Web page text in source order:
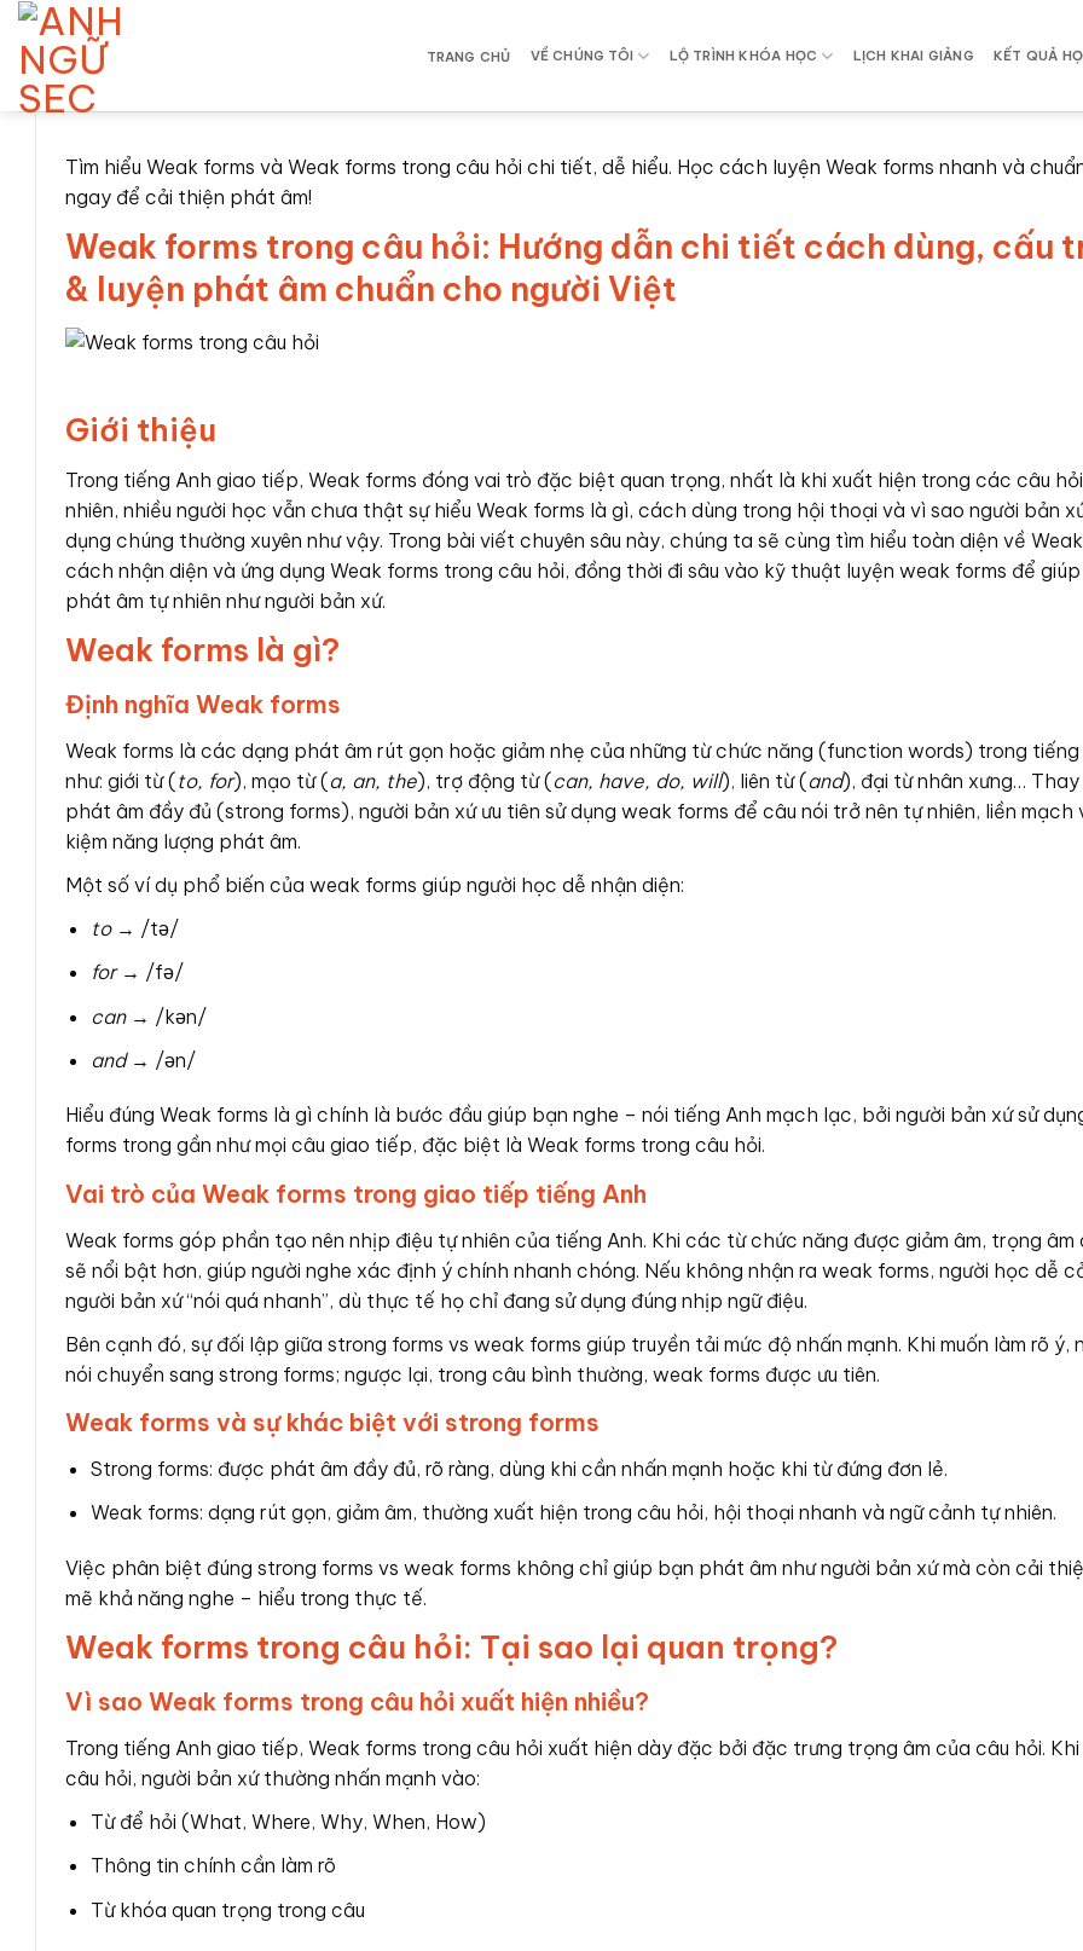
Bỏ
qua
nội
dung
TRANG CHỦ VỀ CHÚNG TÔI LỘ TRÌNH KHÓA HỌC LỊCH KHAI GIẢNG KẾT QUẢ
Tìm hiểu Weak forms và Weak forms trong câu hỏi chi tiết, dễ hiểu. Học cách luyện Weak forms nhanh và
ngay để cải thiện phát âm!
Weak forms trong câu hỏi: Hướng dẫn chi tiết cách dùng, cấu
& luyện phát âm chuẩn cho người Việt
Giới thiệu
Trong tiếng Anh giao tiếp, Weak forms đóng vai trò đặc biệt quan trọng, nhất là khi xuất hiện trong các câu
nhiên, nhiều người học vẫn chưa thật sự hiểu Weak forms là gì, cách dùng trong hội thoại và vì sao người bản
dụng chúng thường xuyên như vậy. Trong bài viết chuyên sâu này, chúng ta sẽ cùng tìm hiểu toàn diện về
cách nhận diện và ứng dụng Weak forms trong câu hỏi, đồng thời đi sâu vào kỹ thuật luyện weak forms để
phát âm tự nhiên như người bản xứ.
Weak forms là gì?
Định nghĩa Weak forms
Weak forms là các dạng phát âm rút gọn hoặc giảm nhẹ của những từ chức năng (function words) trong tiếng
như: giới từ (to, for), mạo từ (a, an, the), trợ động từ (can, have, do, will), liên từ (and), đại từ nhân xưng… Thay
phát âm đầy đủ (strong forms), người bản xứ ưu tiên sử dụng weak forms để câu nói trở nên tự nhiên, liền mạch
kiệm năng lượng phát âm.
Một số ví dụ phổ biến của weak forms giúp người học dễ nhận diện:
to→ /tə/
for→ /fə/
can→ /kən/
and→ /ən/
Hiểu đúng Weak forms là gì chính là bước đầu giúp bạn nghe – nói tiếng Anh mạch lạc, bởi người bản xứ sử
forms trong gần như mọi câu giao tiếp, đặc biệt là Weak forms trong câu hỏi.
Vai trò của Weak forms trong giao tiếp tiếng Anh
Weak forms góp phần tạo nên nhịp điệu tự nhiên của tiếng Anh. Khi các từ chức năng được giảm âm, trọng âm
sẽ nổi bật hơn, giúp người nghe xác định ý chính nhanh chóng. Nếu không nhận ra weak forms, người học dễ
người bản xứ “nói quá nhanh”, dù thực tế họ chỉ đang sử dụng đúng nhịp ngữ điệu.
Bên cạnh đó, sự đối lập giữa strong forms vs weak forms giúp truyền tải mức độ nhấn mạnh. Khi muốn làm rõ ý,
nói chuyển sang strong forms; ngược lại, trong câu bình thường, weak forms được ưu tiên.
Weak forms và sự khác biệt với strong forms
Strong forms: được phát âm đầy đủ, rõ ràng, dùng khi cần nhấn mạnh hoặc khi từ đứng đơn lẻ.
Weak forms: dạng rút gọn, giảm âm, thường xuất hiện trong câu hỏi, hội thoại nhanh và ngữ cảnh tự nhiên.
Việc phân biệt đúng strong forms vs weak forms không chỉ giúp bạn phát âm như người bản xứ mà còn cải
mẽ khả năng nghe – hiểu trong thực tế.
Weak forms trong câu hỏi: Tại sao lại quan trọng?
Vì sao Weak forms trong câu hỏi xuất hiện nhiều?
Trong tiếng Anh giao tiếp, Weak forms trong câu hỏi xuất hiện dày đặc bởi đặc trưng trọng âm của câu hỏi.
câu hỏi, người bản xứ thường nhấn mạnh vào:
Từ để hỏi (What, Where, Why, When, How)
Thông tin chính cần làm rõ
Từ khóa quan trọng trong câu